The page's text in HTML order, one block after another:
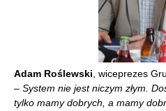
Adam Roślewski, wiceprezes
– System nie jest niczym złym.
tylko mamy dobrych, a mamy